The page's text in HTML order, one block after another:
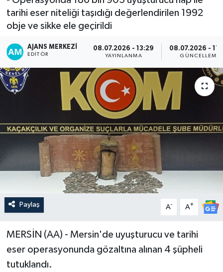
tarihi eser niteliği taşıdığı değerlendirilen 1992
obje ve sikke ele geçirildi
AJANS MERKEZI
EDITÖR
08.07.2026 - 13:29
YAYINLANMA
08.07.2026 -
GÜNCELLEME
Paylaş A- A+
MERSİN (AA) - Mersin'de uyuşturucu ve tarihi
eser operasyonunda gözaltına alınan 4 şüpheli
tutuklandı.